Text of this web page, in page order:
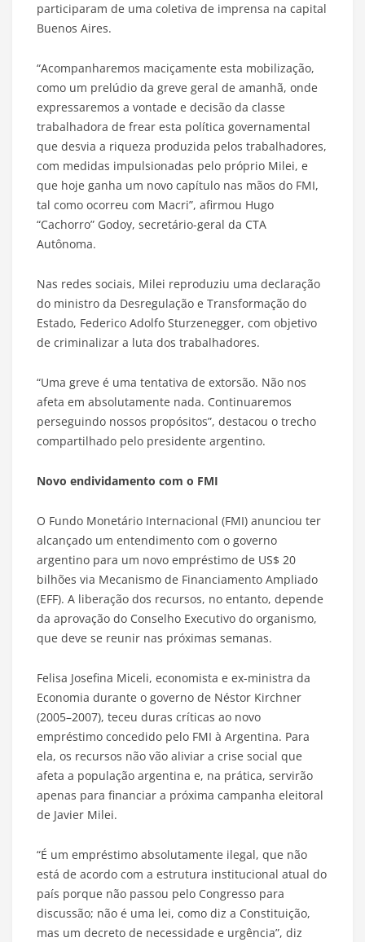
participaram de uma coletiva de imprensa na capital
Buenos Aires.
“Acompanharemos maciçamente esta mobilização,
como um prelúdio da greve geral de amanhã, onde
expressaremos a vontade e decisão da classe
trabalhadora de frear esta política governamental
que desvia a riqueza produzida pelos trabalhadores,
com medidas impulsionadas pelo próprio Milei, e
que hoje ganha um novo capítulo nas mãos do FMI,
tal como ocorreu com Macri”, afirmou Hugo
“Cachorro” Godoy, secretário-geral da CTA
Autônoma.
Nas redes sociais, Milei reproduziu uma declaração
do ministro da Desregulação e Transformação do
Estado, Federico Adolfo Sturzenegger, com objetivo
de criminalizar a luta dos trabalhadores.
“Uma greve é uma tentativa de extorsão. Não nos
afeta em absolutamente nada. Continuaremos
perseguindo nossos propósitos”, destacou o trecho
compartilhado pelo presidente argentino.
Novo endividamento com o FMI
O Fundo Monetário Internacional (FMI) anunciou ter
alcançado um entendimento com o governo
argentino para um novo empréstimo de US$ 20
bilhões via Mecanismo de Financiamento Ampliado
(EFF). A liberação dos recursos, no entanto, depende
da aprovação do Conselho Executivo do organismo,
que deve se reunir nas próximas semanas.
Felisa Josefina Miceli, economista e ex-ministra da
Economia durante o governo de Néstor Kirchner
(2005–2007), teceu duras críticas ao novo
empréstimo concedido pelo FMI à Argentina. Para
ela, os recursos não vão aliviar a crise social que
afeta a população argentina e, na prática, servirão
apenas para financiar a próxima campanha eleitoral
de Javier Milei.
“É um empréstimo absolutamente ilegal, que não
está de acordo com a estrutura institucional atual do
país porque não passou pelo Congresso para
discussão; não é uma lei, como diz a Constituição,
mas um decreto de necessidade e urgência”, diz